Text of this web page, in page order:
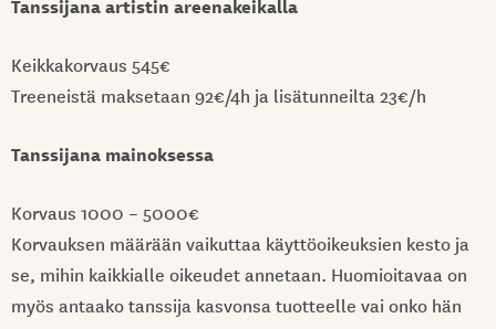
Keikkakorvaus 545€
Treeneistä maksetaan 92€/4h ja lisätunneilta 23€/h
Tanssijana mainoksessa
Korvaus 1000 – 5000€
Korvauksen määrään vaikuttaa käyttöoikeuksien kesto ja
se, mihin kaikkialle oikeudet annetaan. Huomioitavaa on
myös antaako tanssija kasvonsa tuotteelle vai onko hän